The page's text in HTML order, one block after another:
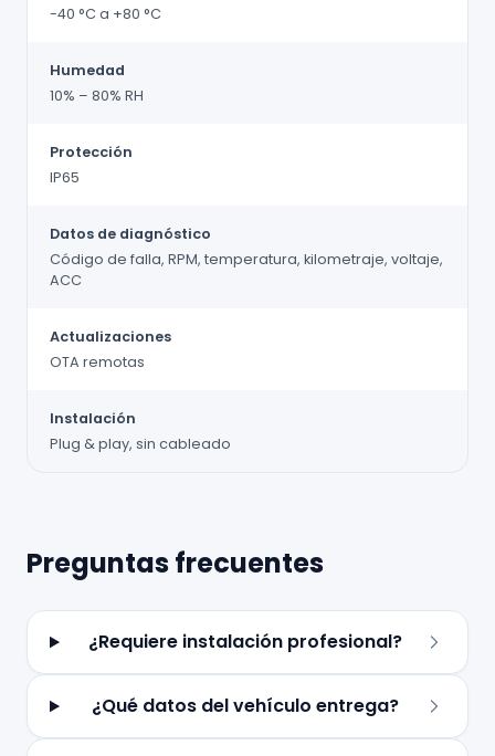
-40 °C a +80 °C
Humedad
10% – 80% RH
Protección
IP65
Datos de diagnóstico
Código de falla, RPM, temperatura, kilometraje, voltaje,
ACC
Actualizaciones
OTA remotas
Instalación
Plug & play, sin cableado
Preguntas frecuentes
¿Requiere instalación profesional?
¿Qué datos del vehículo entrega?